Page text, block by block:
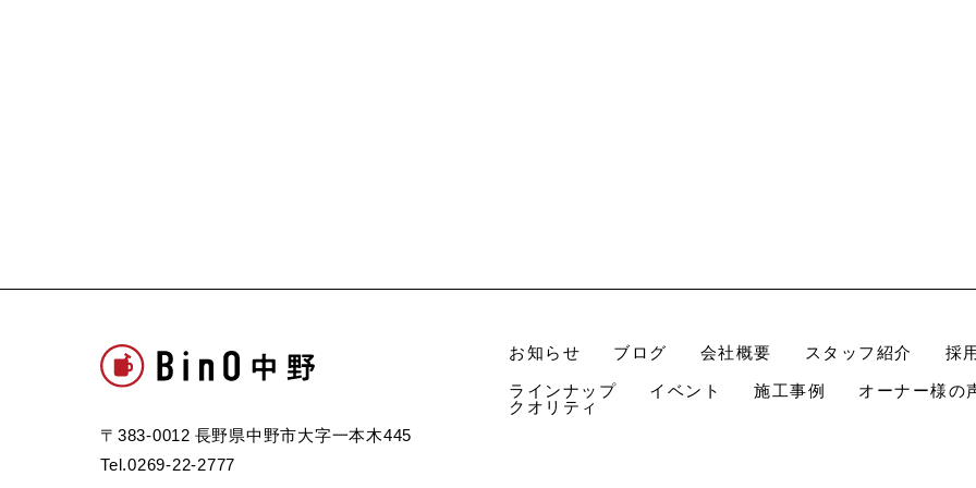
〒383-0012 長野県中野市大字一本木445
Tel.0269-22-2777
お知らせ ブログ 会社概要 スタッフ紹介
採
ラインナップ
イベント 施工事例 オーナー様の
クオリティ